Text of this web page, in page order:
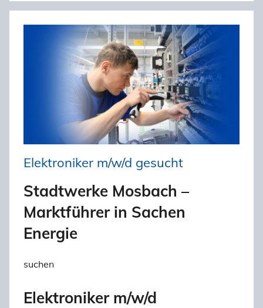
Elektroniker m/w/d gesucht
Stadtwerke Mosbach –
Marktführer in Sachen
Energie
suchen
Elektroniker m/w/d